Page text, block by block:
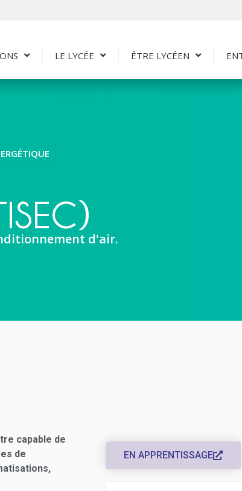
LE LYCÉE ÊTRE LYCÉEN
d'air.
capable de
de
EN APPRENTISSAGE